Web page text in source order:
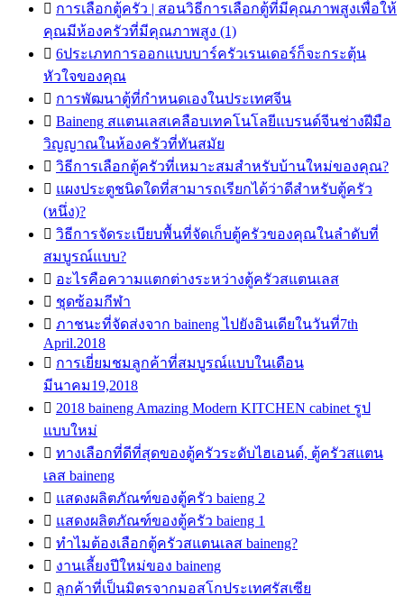
 การเลือกตู้ครัว | สอนวิธีการเลือกตู้ที่มีคุณภาพสูงเพื่อให้
คุณมีห้องครัวที่มีคุณภาพสูง (1)
 6ประเภทการออกแบบบาร์ครัวเรนเดอร์ก็จะกระตุ้น
หัวใจของคุณ
 การพัฒนาตู้ที่กำหนดเองในประเทศจีน
 Baineng สแตนเลสเคลือบเทคโนโลยีแบรนด์จีนช่างฝีมือ
วิญญาณในห้องครัวที่ทันสมัย
 วิธีการเลือกตู้ครัวที่เหมาะสมสำหรับบ้านใหม่ของคุณ?
 แผงประตูชนิดใดที่สามารถเรียกได้ว่าดีสำหรับตู้ครัว
(หนึ่ง)?
 วิธีการจัดระเบียบพื้นที่จัดเก็บตู้ครัวของคุณในลำดับที่
สมบูรณ์แบบ?
 อะไรคือความแตกต่างระหว่างตู้ครัวสแตนเลส
 ชุดซ้อมกีฬา
 ภาชนะที่จัดส่งจาก baineng ไปยังอินเดียในวันที่7th
April.2018
 การเยี่ยมชมลูกค้าที่สมบูรณ์แบบในเดือน
มีนาคม19,2018
 2018 baineng Amazing Modern KITCHEN cabinet รูป
แบบใหม่
 ทางเลือกที่ดีที่สุดของตู้ครัวระดับไฮเอนด์, ตู้ครัวสแตน
เลส baineng
 แสดงผลิตภัณฑ์ของตู้ครัว baieng 2
 แสดงผลิตภัณฑ์ของตู้ครัว baieng 1
 ทำไมต้องเลือกตู้ครัวสแตนเลส baineng?
 งานเลี้ยงปีใหม่ของ baineng
 ลูกค้าที่เป็นมิตรจากมอสโกประเทศรัสเซีย